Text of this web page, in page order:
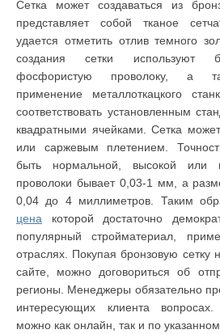
Сетка может создаваться из
представляет собой тканое
удается отметить отлив темного
создания сетки используют
фосфористую проволоку, а
применение металлоткацкого
соответствовать установленным
квадратными ячейками. Сетка
или саржевым плетением.
быть нормальной, высокой или
проволоки бывает 0,03-1 мм, а
0,04 до 4 миллиметров. Таким
цена которой достаточно
популярный стройматериал,
отраслях. Покупая бронзовую сетку
сайте, можно договориться об
регионы. Менеджеры обязательно
интересующих клиента вопросах.
можно как онлайн, так и по